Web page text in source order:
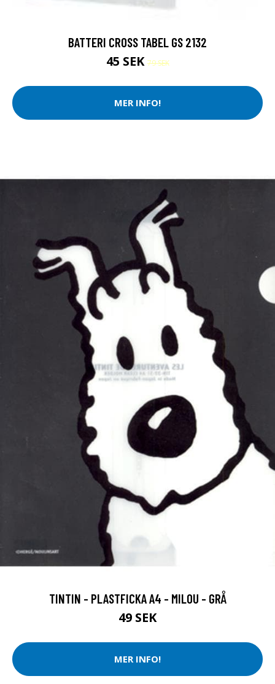
BATTERI CROSS TABEL GS 2132
45 SEK79 SEK
MER INFO!
TINTIN - PLASTFICKA A4 - MILOU - GRÅ
49 SEK
MER INFO!